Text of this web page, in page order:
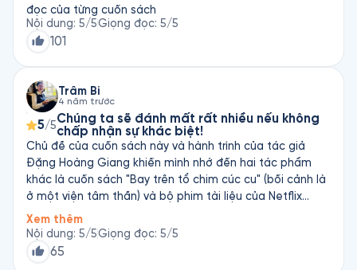
đọc của từng cuốn sách
Nội dung: 5/5Giọng đọc: 5/5
101
Trâm Bi
4 năm trước
5/5Chúng ta sẽ đánh mất rất nhiều nếu không
chấp nhận sự khác biệt!
Chủ đề của cuốn sách này và hành trình của tác giả
Đặng Hoàng Giang khiến mình nhớ đến hai tác phẩm
khác là cuốn sách "Bay trên tổ chim cúc cu" (bối cảnh là
ở một viện tâm thần) và bộ phim tài liệu của Netflix
"Crime Scene: The Vanishing at the Cecil Hotel". Nếu yêu
thích cuốn sách này, bạn có thể tìm đọc và xem hai tác
phẩm trên. Mình không muốn tiết lộ trước nội dung, chỉ
có thể nói được rằng, với cá nhân mình, chúng cho mình
Xem thêm
Nội dung: 5/5Giọng đọc: 5/5
65